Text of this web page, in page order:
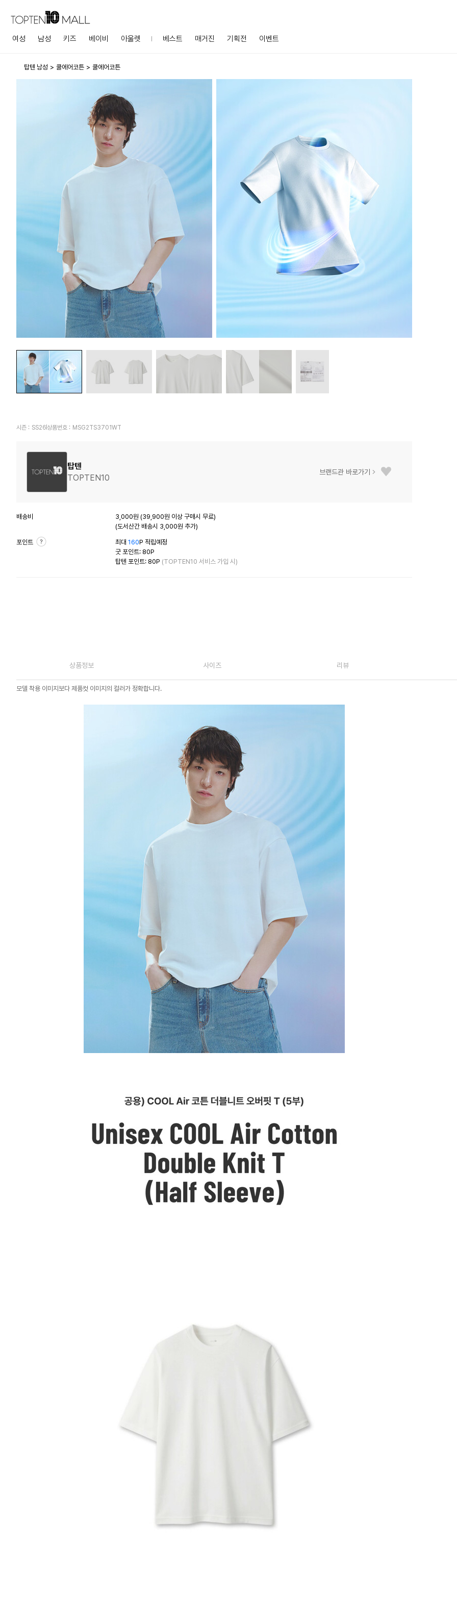
여성 남성 키즈 베이비 아울렛 베스트 매거진 기획전 이벤트
탑텐 남성 쿨에어코튼 쿨에어코튼
시즌 : SS26 상품번호 : MSG2TS3701WT
탑텐
TOPTEN10
브랜드관 바로가기
배송비
3,000원 (39,900원 이상 구매시 무료)
(도서산간 배송시 3,000원 추가)
포인트 최대 160P 적립예정
굿 포인트: 80P
탑텐 포인트: 80P (TOPTEN10 서비스 가입 시)
상품정보 사이즈 리뷰
모델 착용 이미지보다 제품컷 이미지의 컬러가 정확합니다.